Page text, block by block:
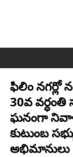
ఫిలిం
30వ వర్ధంతి
ఘనంగా
కుటుంబ
అభిమానులు